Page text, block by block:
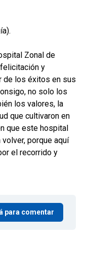
Zonal de
y
de los éxitos en sus
no solo los
los valores, la
que cultivaron en
que este hospital
porque aquí
el recorrido y
para comentar